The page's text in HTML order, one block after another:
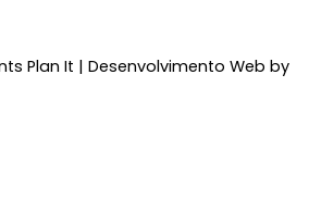
Plan It | Desenvolvimento Web by